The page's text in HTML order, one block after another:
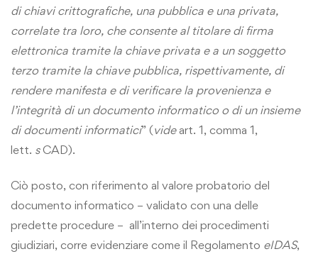
di chiavi crittografiche, una pubblica e una privata,
correlate tra loro, che consente al titolare di firma
elettronica tramite la chiave privata e a un soggetto
terzo tramite la chiave pubblica, rispettivamente, di
rendere manifesta e di verificare la provenienza e
l’integrità di un documento informatico o di un insieme
di documenti informatici” (videart. 1, comma 1,
lett. sCAD).
Ciò posto, con riferimento al valore probatorio del
documento informatico – validato con una delle
predette procedure – all’interno dei procedimenti
giudiziari, corre evidenziare come il Regolamento eIDAS,